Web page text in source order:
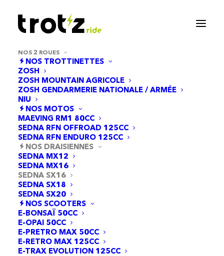
NOS 2 ROUES
NOS TROTTINETTES
ZOSH
ZOSH MOUNTAIN AGRICOLE
ZOSH GENDARMERIE NATIONALE / ARMÉE
NIU
NOS MOTOS
MAEVING RM1 80CC
SEDNA RFN OFFROAD 125CC
SEDNA RFN ENDURO 125CC
NOS DRAISIENNES
SEDNA MX12
SEDNA MX16
SEDNA SX16
SEDNA SX18
SEDNA SX20
NOS SCOOTERS
E-BONSAÏ 50CC
E-OPAI 50CC
E-PRETRO MAX 50CC
E-RETRO MAX 125CC
E-TRAX EVOLUTION 125CC
Sedna SX16
Options de financement
VOIR LES MENSUALITÉS